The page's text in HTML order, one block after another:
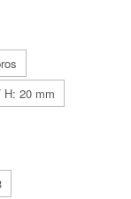
20 mm